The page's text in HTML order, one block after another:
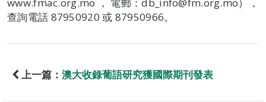
查詢電話 87950920 或 87950966。
上一篇： 澳大收錄葡語研究獲國際期刊發表